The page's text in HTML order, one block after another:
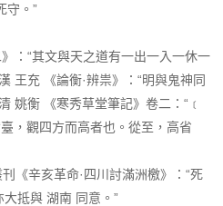
守。”
：“其文與天之道有一出一入一休一
王充 《論衡·辨祟》：“明與鬼神同
姚衡 《寒秀草堂筆記》卷二：“﹝
，觀四方而高者也。從至，高省
《辛亥革命·四川討滿洲檄》：“死
抵與 湖南 同意。”